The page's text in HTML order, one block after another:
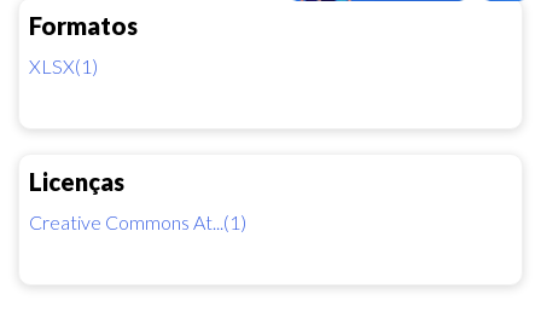
Formatos
XLSX(1)
Licenças
Creative Commons At...(1)